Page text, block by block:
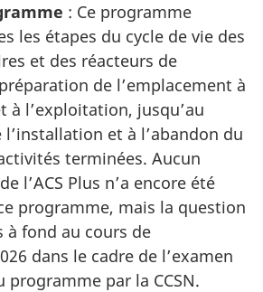
: Ce programme
les étapes du cycle de vie des
et des réacteurs de
de l’emplacement à
à l’exploitation, jusqu’au
et à l’abandon du
terminées. Aucun
l’ACS Plus n’a encore été
programme, mais la question
à fond au cours de
dans le cadre de l’examen
par la CCSN.